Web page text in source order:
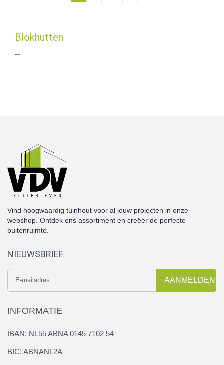
Blokhutten
--
Vind hoogwaardig tuinhout voor al jouw projecten in onze
webshop. Ontdek ons assortiment en creëer de perfecte
buitenruimte.
NIEUWSBRIEF
AANMELDEN
INFORMATIE
IBAN: NL55 ABNA 0145 7102 54
BIC: ABNANL2A